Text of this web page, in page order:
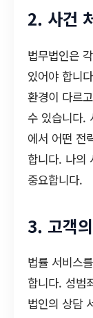
2. 사건
법무법인은
있어야 합니
환경이 다르
수 있습니다.
에서 어떤 전
합니다. 나의
중요합니다.
3. 고객
법률 서비스
합니다. 성범
법인의 상담